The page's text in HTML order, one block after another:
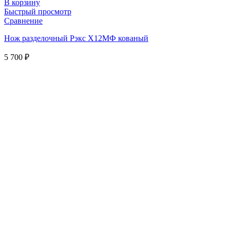
В корзину
Быстрый просмотр
Сравнение
Нож разделочный Рэкс Х12МФ кованый
5 700 ₽